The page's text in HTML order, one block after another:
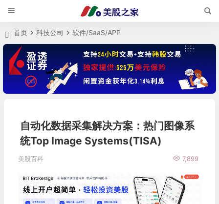
首页 科技公司 软件/SaaS/APP
自动化数据采集解决方案：热门图像系
统Top Image Systems(TISA)
美股百科 7,899